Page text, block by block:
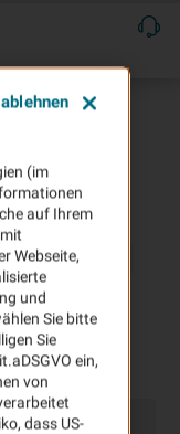
(im
auf Ihrem
Webseite,
und
Sie bitte
Sie
ein,
von
dass US-